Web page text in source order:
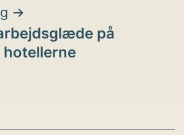
på
hotellerne